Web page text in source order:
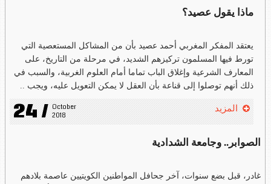
ماذا يقول عصيد؟
يعتقد المفكر المغربي أحمد عصيد بأن من المشاكل المستعصية التي
تورط فيها المسلمون تركيزهم الشديد، في مرحلة من التاريخ، على
المعارف الشرعية وإغلاق الباب تماما أمام العلوم الغربية، والسبب في
ذلك أنهم توصلوا إلى قناعة بأن العقل لا يمكن التعويل عليه، ويجب ..
24 / October
2018
المزيد
الصوابر.. وجامعة الشدادية
غادر، قبل بضع سنوات، آخر جحافل المواطنين الكويتيين عاصمة بلادهم